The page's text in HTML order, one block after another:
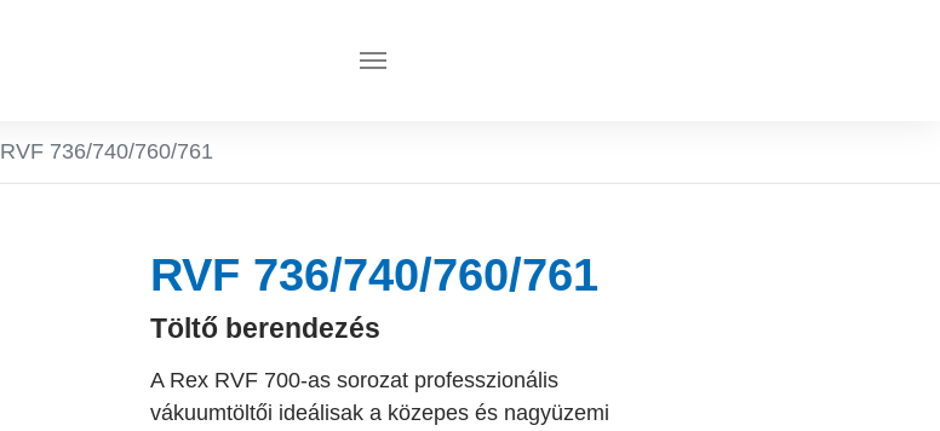
RVF 736/740/760/761
RVF 736/740/760/761
Töltő berendezés
A Rex RVF 700-as sorozat professzionális
vákuumtöltői ideálisak a közepes és nagyüzemi